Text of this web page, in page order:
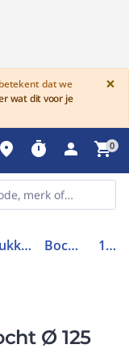
dat we
wat dit voor je
×
place timer person shopping_cart0
Hulpstukken voor rookgassen en lucht Bocht rond luchtkanaal 10112590
Ø 125